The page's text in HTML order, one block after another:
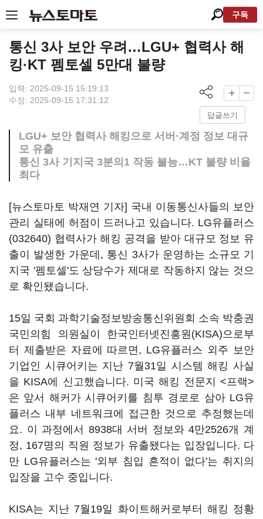
구독
통신 3사 보안 우려…LGU+ 협력사 해
킹·KT 펨토셀 5만대 불량
입력: 2025-09-15 15:19:13
수정: 2025-09-15 17:31:12
답글쓰기
LGU+ 보안 협력사 해킹으로 서버·계정 정보 대규
모 유출
통신 3사 기지국 3분의1 작동 불능…KT 불량 비율
최다
[뉴스토마토 박재연 기자] 국내 이동통신사들의 보안
관리 실태에 허점이 드러나고 있습니다. LG유플러스
(032640) 협력사가 해킹 공격을 받아 대규모 정보 유
출이 발생한 가운데, 통신 3사가 운영하는 소규모 기
지국 '펨토셀'도 상당수가 제대로 작동하지 않는 것으
로 확인됐습니다.
15일 국회 과학기술정보방송통신위원회 소속 박충권
국민의힘 의원실이 한국인터넷진흥원(KISA)으로부
터 제출받은 자료에 따르면, LG유플러스 외주 보안
기업인 시큐어키는 지난 7월31일 시스템 해킹 사실
을 KISA에 신고했습니다. 미국 해킹 전문지 <프랙>
은 앞서 해커가 시큐어키를 침투 경로로 삼아 LG유
플러스 내부 네트워크에 접근한 것으로 추정했는데
요. 이 과정에서 8938대 서버 정보와 4만2526개 계
정, 167명의 직원 정보가 유출됐다는 입장입니다. 다
만 LG유플러스는 '외부 침입 흔적이 없다'는 취지의
입장을 고수 중입니다.
KISA는 지난 7월19일 화이트해커로부터 해킹 정황